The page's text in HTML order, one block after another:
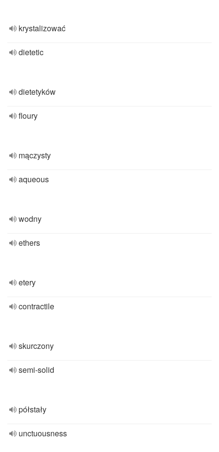
krystalizować
dietetic
dietetyków
floury
mączysty
aqueous
wodny
ethers
etery
contractile
skurczony
semi-solid
półstały
unctuousness